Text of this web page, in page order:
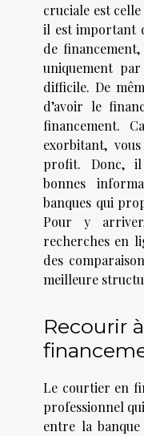
cruciale est
il est important
de
uniquement
difficile. De
d’avoir le
financement.
exorbitant,
profit. Donc,
bonnes
banques qui
Pour y
recherches en
des
meilleure
Recourir
Le courtier en
professionnel
entre la